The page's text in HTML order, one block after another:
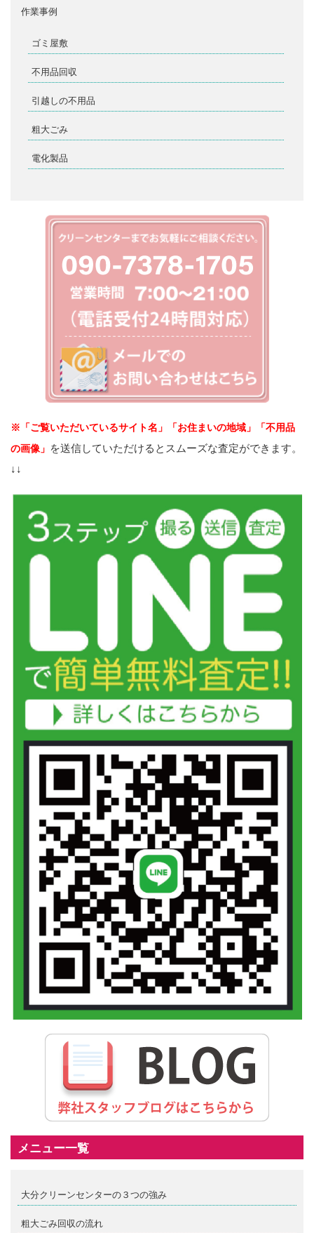
作業事例
ゴミ屋敷
不用品回収
引越しの不用品
粗大ごみ
電化製品
※「ご覧いただいているサイト名」「お住まいの地域」「不用品
の画像」 を送信していただけるとスムーズな査定ができます。
↓↓
メニュー一覧
大分クリーンセンターの３つの強み
粗大ごみ回収の流れ